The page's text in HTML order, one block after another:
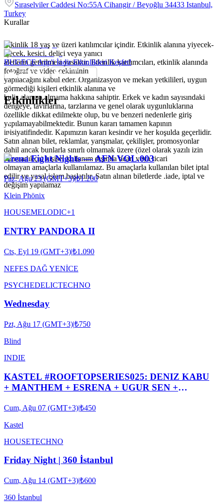
Sıraselviler Caddesi No:55A Cihangir / Beyoğlu 34433 Istanbul,
Turkey
Kurallar
Etkinlik 18 yaş ve üzeri katılımcılar içindir. Etkinlik alanına yiyecek-
içecek, kesici, delici veya yanıcı
aletlerin getirilmesi yasaktır. Etkinlik katılımcıları, etkinlik alanında
fotoğraf ve video çekiminin
yapılacağını kabul eder. Organizasyon ve mekan yetkilileri, uygun
görmediği kişileri etkinlik alanına ve
kulis alanına almama hakkına sahiptir. Erkek ve kadın sayısındaki
dengeye, tavırlarına, tarzlarına ve genel olarak uygunluklarına
özellikle dikkat edilmekte olup, bu ve benzeri nedenlerle giriş
yapılamayabilmektedir. Bunun kararı tamamen kapının
inisiyatifindedir. Kapımızın kararı kesindir ve her koşulda geçerlidir.
Satın alınan bilet, reklamlar, yarışmalar, çekilişler, promosyonlar
dahil ancak bunlarla sınırlı olmamak üzere (özel olarak yazılı izin
alınmadıkça) kişisel kullanım dışında ticari veya ticari
olmayan amaçlarla kullanılamaz. Bu amaçlarla kullanılan bilet iptal
edilir ve yasal işlem başlatılır. Satın alınan biletlerde .iade, iptal ve
değişim yapılamaz
BUGECE App'i İndir Etkinlikleri Keşfet!
Etkinlikler
Arena Fight Nights — AFN VOL.003
Paz, Ağu 23 (GMT+3)|₺1.200
Klein Phönix
HOUSEMELODIC+1
ENTRY PANDORA II
Cts, Eyl 19 (GMT+3)|₺1.090
NEFES DAĞ YENİCE
PSYCHEDELICTECHNO
Wednesday
Pzt, Ağu 17 (GMT+3)|₺750
Blind
INDIE
KASTEL #ROOFTOPSERIES025: DENIZ KABU
+ MANTHEM + ESRENA + UGUR SEN +
PRESENTS
Cum, Ağu 07 (GMT+3)|₺450
Kastel
HOUSETECHNO
Friday Night | 360 İstanbul
Cum, Ağu 14 (GMT+3)|₺600
360 İstanbul